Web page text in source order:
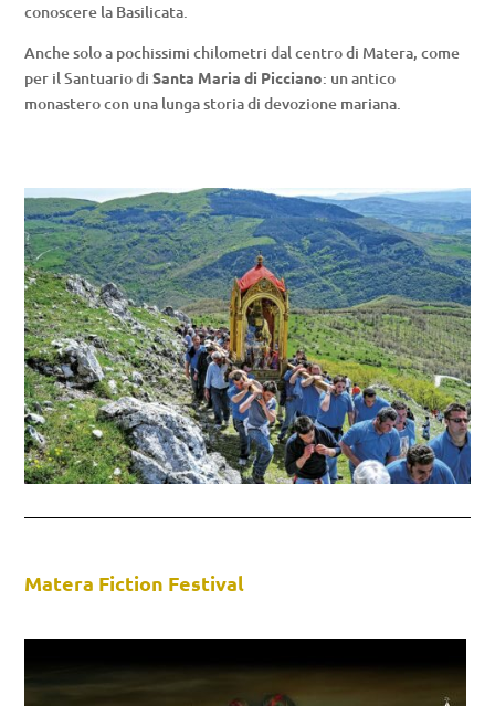
conoscere la Basilicata.
Anche solo a pochissimi chilometri dal centro di Matera, come
per il Santuario diSanta Maria di Picciano: un antico
monastero con una lunga storia di devozione mariana.
Matera Fiction Festival